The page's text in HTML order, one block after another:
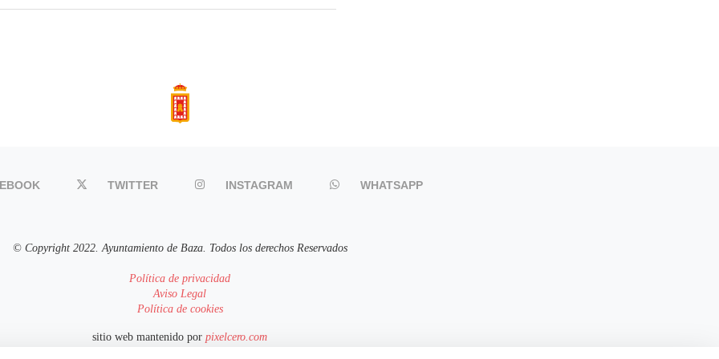
TWITTER INSTAGRAM WHATSAPP
© Copyright 2022. Ayuntamiento de Baza. Todos los derechos Reservados
Política de privacidad
Aviso Legal
Política de cookies
sitio web mantenido por pixelcero.com